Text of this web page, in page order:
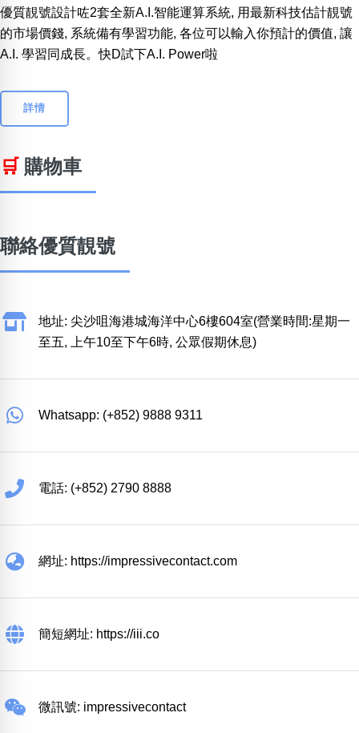
優質靚號設計咗2套全新A.I.智能運算系統, 用最新科技估計靚號
的市場價錢, 系統備有學習功能, 各位可以輸入你預計的價值, 讓
A.I. 學習同成長。快D試下A.I. Power啦
詳情
🛒 購物車
聯絡優質靚號
地址: 尖沙咀海港城海洋中心6樓604室(營業時間:星期一
至五, 上午10至下午6時, 公眾假期休息)
Whatsapp: (+852) 9888 9311
電話: (+852) 2790 8888
網址: https://impressivecontact.com
簡短網址: https://iii.co
微訊號: impressivecontact